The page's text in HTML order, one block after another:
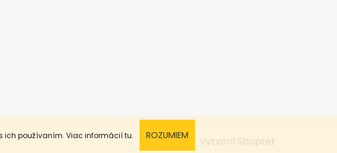
ich používaním. Viac informáciítu. ROZUMIEM Vytvoril Shoptet